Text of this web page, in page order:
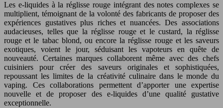
Les e-liquides à la réglisse rouge intégrant des notes complexes se
multiplient, témoignant de la volonté des fabricants de proposer des
expériences gustatives plus riches et nuancées. Des associations
audacieuses, telles que la réglisse rouge et le custard, la réglisse
rouge et le tabac blond, ou encore la réglisse rouge et les saveurs
exotiques, voient le jour, séduisant les vapoteurs en quête de
nouveauté. Certaines marques collaborent même avec des chefs
cuisiniers pour créer des saveurs originales et sophistiquées,
repoussant les limites de la créativité culinaire dans le monde du
vaping. Ces collaborations permettent d’apporter une expertise
nouvelle et de proposer des e-liquides d’une qualité gustative
exceptionnelle.